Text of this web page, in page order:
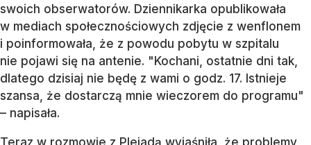
swoich obserwatorów. Dziennikarka opublikowała
w mediach społecznościowych zdjęcie z wenflonem
i poinformowała, że z powodu pobytu w szpitalu
nie pojawi się na antenie. "Kochani, ostatnie dni tak,
dlatego dzisiaj nie będę z wami o godz. 17. Istnieje
szansa, że dostarczą mnie wieczorem do programu"
– napisała.